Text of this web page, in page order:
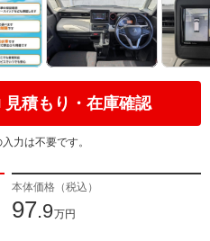
見積もり・在庫確認
力は不要です。
本体価格（税込）
97.9万円